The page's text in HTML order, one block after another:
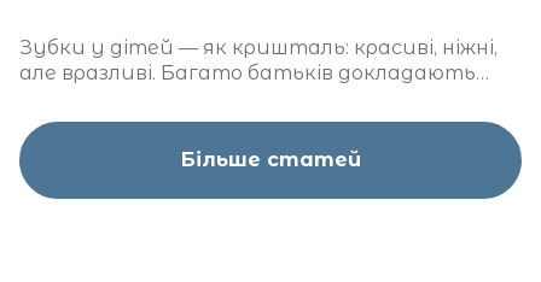
Зубки у дітей — як кришталь: красиві, ніжні,
але вразливі. Багато батьків докладають
Більше статей